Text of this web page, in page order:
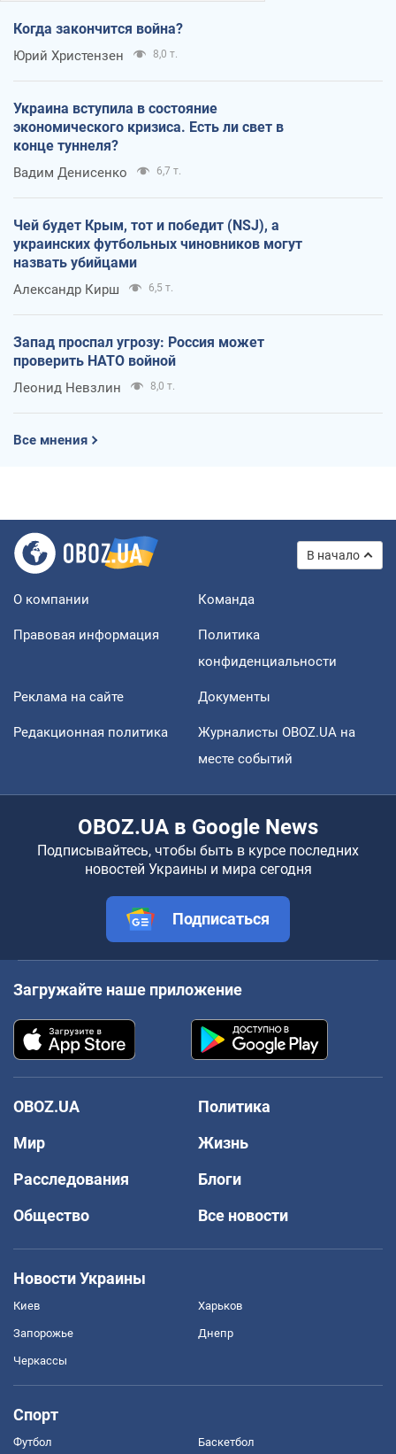
Когда закончится война?
Юрий Христензен 8,0 т.
Украина вступила в состояние
экономического кризиса. Есть ли свет в
конце туннеля?
Вадим Денисенко 6,7 т.
Чей будет Крым, тот и победит (NSJ), а
украинских футбольных чиновников могут
назвать убийцами
Александр Кирш 6,5 т.
Запад проспал угрозу: Россия может
проверить НАТО войной
Леонид Невзлин 8,0 т.
Все мнения
В начало
О компании Команда
Правовая информация
Политика
конфиденциальности
Реклама на сайте Документы
Редакционная политика
Журналисты OBOZ.UA на
месте событий
OBOZ.UA в Google News
Подписывайтесь, чтобы быть в курсе последних
новостей Украины и мира сегодня
Подписаться
Загружайте наше приложение
OBOZ.UA
Политика
Мир
Жизнь
Расследования
Блоги
Общество
Все новости
Новости Украины
Киев Харьков
Запорожье Днепр
Черкассы
Спорт
Футбол Баскетбол